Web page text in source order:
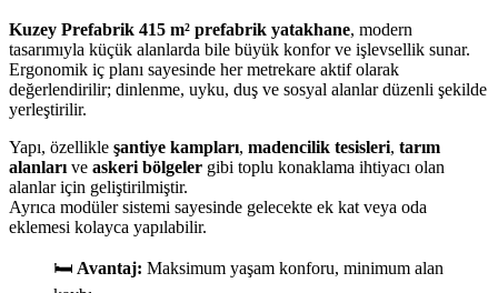
Kuzey Prefabrik 415 m² prefabrik yatakhane, modern
tasarımıyla küçük alanlarda bile büyük konfor ve işlevsellik sunar.
Ergonomik iç planı sayesinde her metrekare aktif olarak
değerlendirilir; dinlenme, uyku, duş ve sosyal alanlar düzenli şekilde
yerleştirilir.
Yapı, özellikle şantiye kampları, madencilik tesisleri, tarım
alanları ve askeri bölgeler gibi toplu konaklama ihtiyacı olan
alanlar için geliştirilmiştir.
Ayrıca modüler sistemi sayesinde gelecekte ek kat veya oda
eklemesi kolayca yapılabilir.
🛏️ Avantaj: Maksimum yaşam konforu, minimum alan